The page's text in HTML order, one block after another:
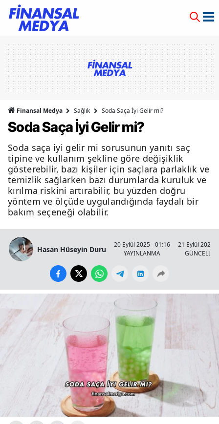
Finansal Medya Sağlık Soda Saça İyi Gelir mi?
Soda Saça İyi Gelir mi?
Soda saça iyi gelir mi sorusunun yanıtı saç
tipine ve kullanım şekline göre değişiklik
gösterebilir, bazı kişiler için saçlara parlaklık ve
temizlik sağlarken bazı durumlarda kuruluk ve
kırılma riskini artırabilir, bu yüzden doğru
yöntem ve ölçüde uygulandığında faydalı bir
bakım seçeneği olabilir.
Hasan Hüseyin Duru
20 Eylül 2025 - 01:16
YAYINLANMA
21 Eylül 2025